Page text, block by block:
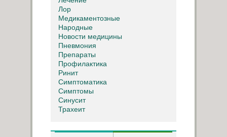
Лор
Медикаментозные
Народные
Новости медицины
Пневмония
Препараты
Профилактика
Ринит
Симптоматика
Симптомы
Синусит
Трахеит